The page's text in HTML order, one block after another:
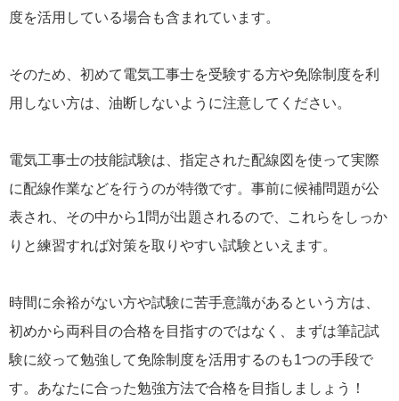
度を活用している場合も含まれています。
そのため、初めて電気工事士を受験する方や免除制度を利
用しない方は、油断しないように注意してください。
電気工事士の技能試験は、指定された配線図を使って実際
に配線作業などを行うのが特徴です。事前に候補問題が公
表され、その中から1問が出題されるので、これらをしっか
りと練習すれば対策を取りやすい試験といえます。
時間に余裕がない方や試験に苦手意識があるという方は、
初めから両科目の合格を目指すのではなく、まずは筆記試
験に絞って勉強して免除制度を活用するのも1つの手段で
す。あなたに合った勉強方法で合格を目指しましょう！